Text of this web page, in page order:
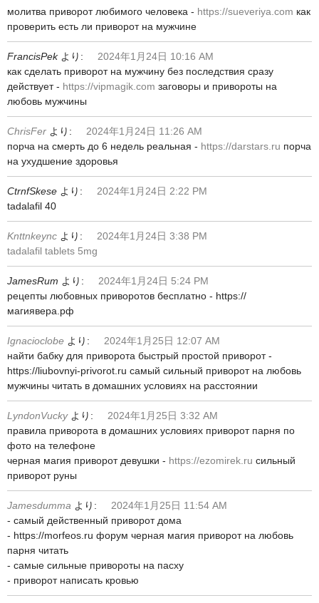
молитва приворот любимого человека - https://sueveriya.com как
проверить есть ли приворот на мужчине
FrancisPek より:
2024年1月24日 10:16 AM
как сделать приворот на мужчину без последствия сразу
действует - https://vipmagik.com заговоры и привороты на
любовь мужчины
ChrisFer より:
2024年1月24日 11:26 AM
порча на смерть до 6 недель реальная - https://darstars.ru порча
на ухудшение здоровья
CtrnfSkese より:
2024年1月24日 2:22 PM
tadalafil 40
Knttnkeync より:
2024年1月24日 3:38 PM
tadalafil tablets 5mg
JamesRum より:
2024年1月24日 5:24 PM
рецепты любовных приворотов бесплатно - https://
магиявера.рф
Ignacioclobe より:
2024年1月25日 12:07 AM
найти бабку для приворота быстрый простой приворот -
https://liubovnyi-privorot.ru самый сильный приворот на любовь
мужчины читать в домашних условиях на расстоянии
LyndonVucky より:
2024年1月25日 3:32 AM
правила приворота в домашних условиях приворот парня по
фото на телефоне
черная магия приворот девушки - https://ezomirek.ru сильный
приворот руны
Jamesdumma より:
2024年1月25日 11:54 AM
- самый действенный приворот дома
- https://morfeos.ru форум черная магия приворот на любовь
парня читать
- самые сильные привороты на пасху
- приворот написать кровью